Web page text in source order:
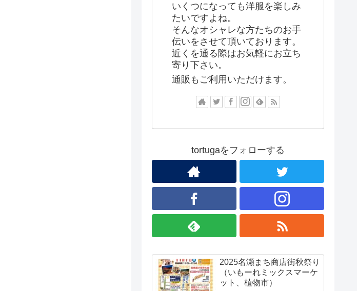
いくつになっても洋服を楽しみ
たいですよね。
そんなオシャレな方たちのお手
伝いをさせて頂いております。
近くを通る際はお気軽にお立ち
寄り下さい。
通販もご利用いただけます。
tortugaをフォローする
2025名瀬まち商店街秋祭り
（いもーれミックスマーケ
ット、植物市）